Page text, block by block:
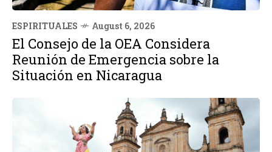
ESPIRITUALES August 6, 2026
El Consejo de la OEA Considera
Reunión de Emergencia sobre la
Situación en Nicaragua